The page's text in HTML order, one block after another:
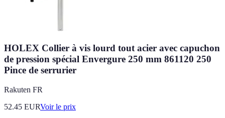
HOLEX Collier à vis lourd tout acier avec capuchon
de pression spécial Envergure 250 mm 861120 250
Pince de serrurier
Rakuten FR
52.45 EURVoir le prix